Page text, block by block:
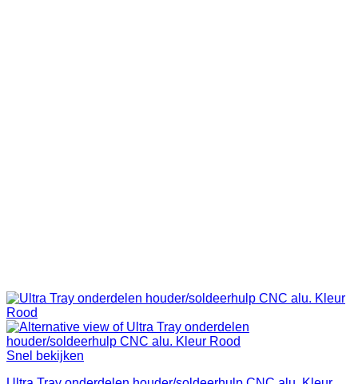
Snel bekijken